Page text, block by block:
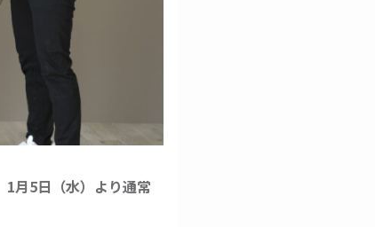
1月5日（水）より通常